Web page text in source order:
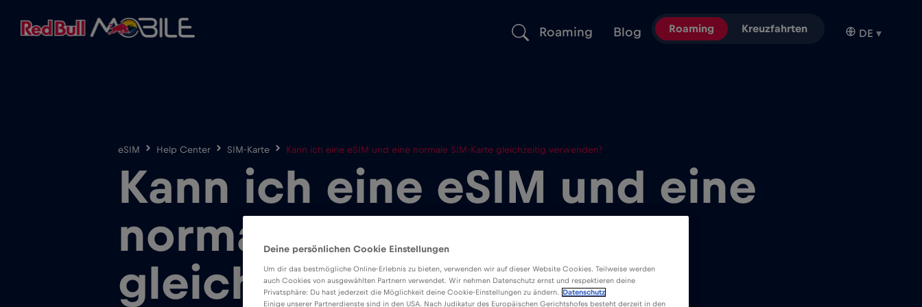
Roaming Blog Roaming Kreuzfahrten DE ▾
eSIM Help Center SIM-Karte Kann ich eine eSIM und eine normale SIM-Karte gleichzeitig verwenden?
Kann ich eine eSIM und eine
normale SIM-Karte
gleichzeitig verwenden?
Deine persönlichen Cookie Einstellungen
Um dir das bestmögliche Online-Erlebnis zu bieten, verwenden wir auf dieser Website Cookies. Teilweise werden
auch Cookies von ausgewählten Partnern verwendet. Wir nehmen Datenschutz ernst und respektieren deine
Privatsphäre: Du hast jederzeit die Möglichkeit deine Cookie-Einstellungen zu ändern.
Datenschutz
Einige unserer Partnerdienste sind in den USA. Nach Judikatur des Europäischen Gerichtshofes besteht derzeit in den